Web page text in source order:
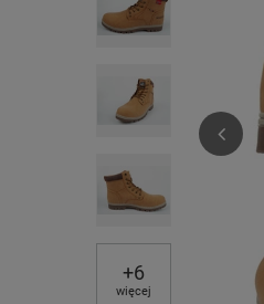
+6
więcej